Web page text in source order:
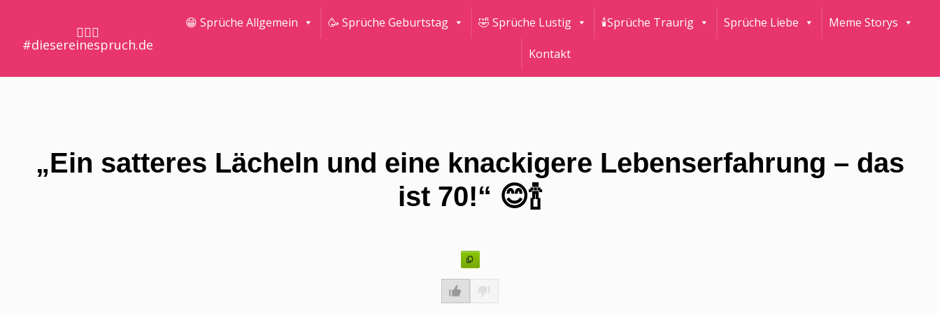
🤷🏼‍♀️
#diesereinespruch.de
😁 Sprüche Allgemein 🥳 Sprüche Geburtstag 🤣 Sprüche Lustig 🕯Sprüche Traurig Sprüche Liebe Meme Storys
Kontakt
„Ein satteres Lächeln und eine knackigere Lebenserfahrung – das
ist 70!“ 😊🍾